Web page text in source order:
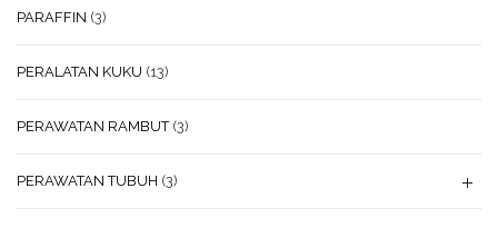
PARAFFIN (3)
PERALATAN KUKU (13)
PERAWATAN RAMBUT (3)
PERAWATAN TUBUH (3)